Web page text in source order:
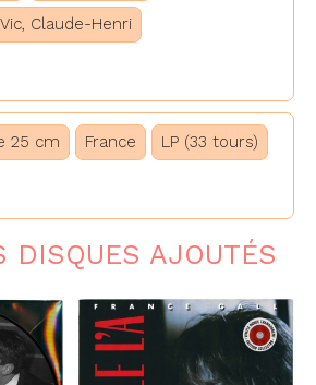
Vic, Claude-Henri
25 cm France LP (33 tours)
DISQUES AJOUTÉS